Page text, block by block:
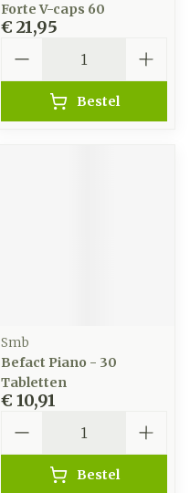
Forte V-caps 60
€ 21,95
Bestel
Smb
Befact Piano - 30
Tabletten
€ 10,91
Bestel